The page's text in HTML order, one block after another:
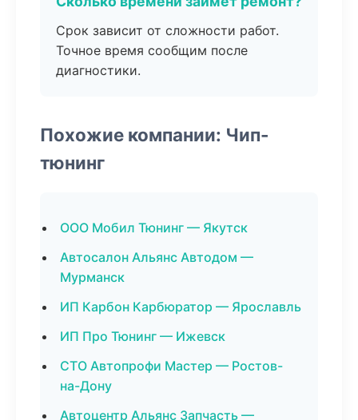
Срок зависит от сложности работ.
Точное время сообщим после
диагностики.
Похожие компании: Чип-
тюнинг
ООО Мобил Тюнинг — Якутск
Автосалон Альянс Автодом —
Мурманск
ИП Карбон Карбюратор — Ярославль
ИП Про Тюнинг — Ижевск
СТО Автопрофи Мастер — Ростов-
на-Дону
Автоцентр Альянс Запчасть —